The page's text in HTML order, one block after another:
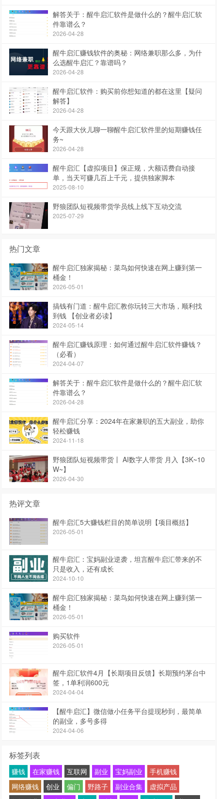
解答关于：醒牛启汇软件是做什么的？醒牛启汇软
件靠谱么？
2026-04-28
醒牛启汇赚钱软件的奥秘：网络兼职那么多，为什
么选醒牛启汇？靠谱吗？
2026-04-28
醒牛启汇软件：购买前你想知道的都在这里【疑问
解答】
2026-04-28
今天跟大伙儿聊一聊醒牛启汇软件里的短期赚钱任
务~
2026-04-28
醒牛启汇【虚拟项目】保正规，大额话费自动接
单，当天可赚几百上千元，提供独家脚本
2025-08-10
野狼团队短视频带货学员线上线下互动交流
2025-07-29
热门文章
醒牛启汇独家揭秘：菜鸟如何快速在网上赚到第一
桶金！
2026-05-01
搞钱有门道：醒牛启汇教你玩转三大市场，顺利找
到钱 【创业者必读】
2024-05-14
醒牛启汇赚钱原理：如何通过醒牛启汇软件赚钱？
（必看）
2024-04-07
解答关于：醒牛启汇软件是做什么的？醒牛启汇软
件靠谱么？
2026-04-28
醒牛启汇分享：2024年在家兼职的五大副业，助你
轻松赚钱
2024-11-18
野狼团队短视频带货丨 AI数字人带货 月入【3K~10
W~】
2026-04-30
热评文章
醒牛启汇5大赚钱栏目的简单说明【项目概括】
2026-05-01
醒牛启汇：宝妈副业逆袭，坦言醒牛启汇带来的不
只是收入，还有成长
2024-10-10
醒牛启汇独家揭秘：菜鸟如何快速在网上赚到第一
桶金！
2026-05-01
购买软件
2026-05-01
醒牛启汇软件4月【长期项目反馈】长期预约茅台中
签，1单利润600元
2024-04-04
【醒牛启汇】微信做小任务平台提现秒到，最简单
的副业，多号多得
2024-04-06
标签列表
赚钱 在家赚钱 互联网 副业 宝妈副业
手机赚钱
网络赚钱
创业 偏门 野路子 副业合集
虚拟产品